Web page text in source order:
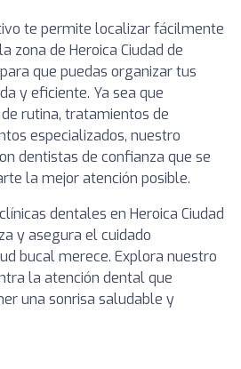
te permite localizar fácilmente
zona de Heroica Ciudad de
que puedas organizar tus
y eficiente. Ya sea que
rutina, tratamientos de
especializados, nuestro
dentistas de confianza que se
la mejor atención posible.
dentales en Heroica Ciudad
y asegura el cuidado
bucal merece. Explora nuestro
la atención dental que
una sonrisa saludable y